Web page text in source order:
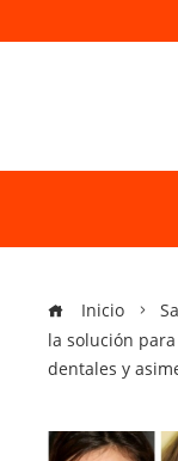
Inicio
la solución
dentales y